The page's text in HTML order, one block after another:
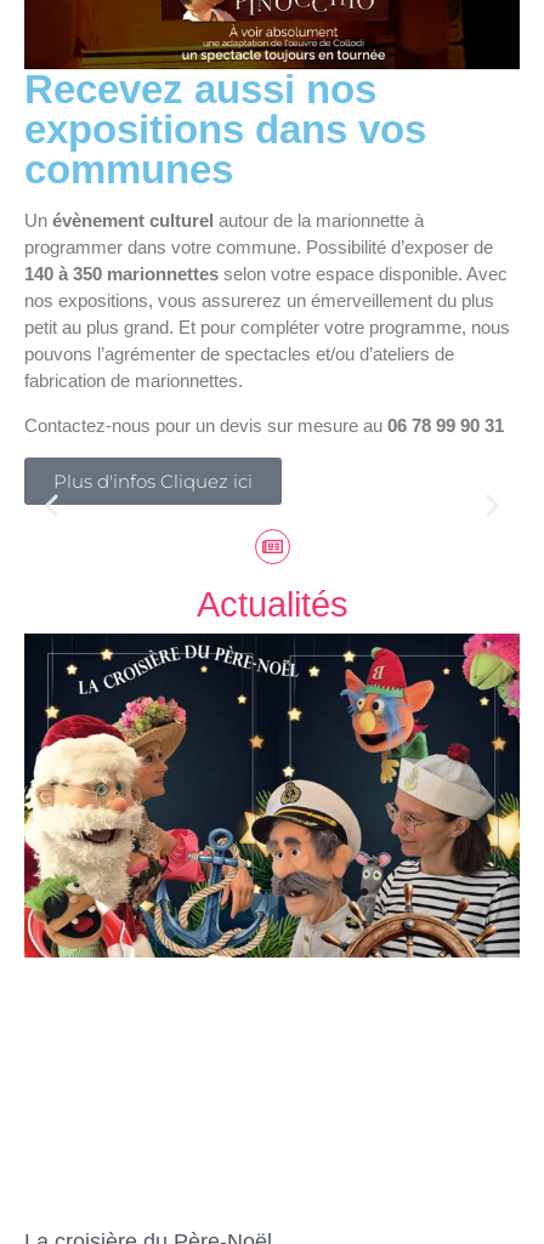
Recevez aussi nos
expositions dans vos
communes
Un évènement culturel autour de la marionnette à
programmer dans votre commune. Possibilité d’exposer de
140 à 350 marionnettes selon votre espace disponible. Avec
nos expositions, vous assurerez un émerveillement du plus
petit au plus grand. Et pour compléter votre programme, nous
pouvons l’agrémenter de spectacles et/ou d’ateliers de
fabrication de marionnettes.
Contactez-nous pour un devis sur mesure au 06 78 99 90 31
Plus d'infos Cliquez ici
Actualités